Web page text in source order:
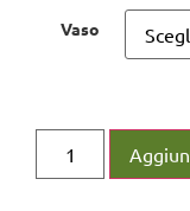
Vaso